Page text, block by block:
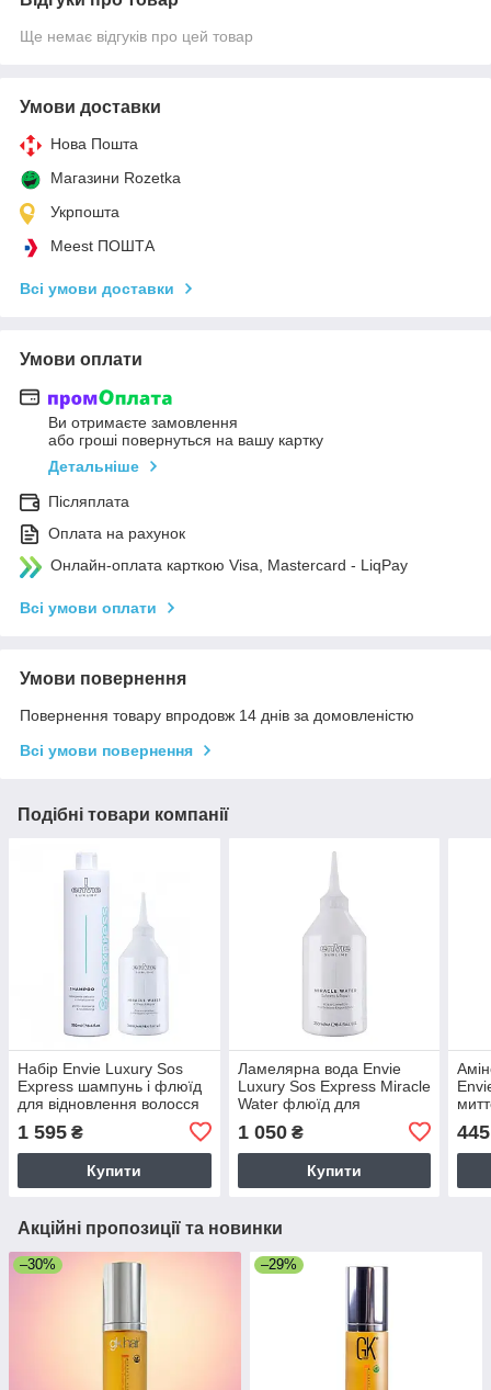
Ще немає відгуків про цей товар
Умови доставки
Нова Пошта
Магазини Rozetka
Укрпошта
Meest ПОШТА
Всі умови доставки
Умови оплати
Ви отримаєте замовлення
або гроші повернуться на вашу картку
Детальніше
Післяплата
Оплата на рахунок
Онлайн-оплата карткою Visa, Mastercard - LiqPay
Всі умови оплати
Умови повернення
Повернення товару впродовж 14 днів за домовленістю
Всі умови повернення
Подібні товари компанії
Набір Envie Luxury Sos
Express шампунь і флюїд
для відновлення волосся
(EN460/EN468), 2x250 мл
1 595 ₴
Купити
Ламелярна вода Envie
Luxury Sos Express Miracle
Water флюїд для
пошкодженого волосся
(EN468), 250 мл
1 050₴
Купити
445
Акційні пропозиції та новинки
–30% –29%